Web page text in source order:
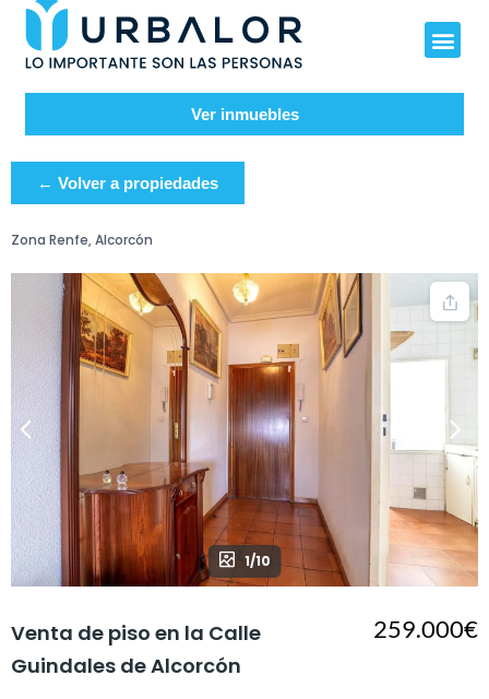
Ver inmuebles
← Volver a propiedades
Zona Renfe, Alcorcón
1/10
Venta de piso en la Calle
Guindales de Alcorcón
259.000€